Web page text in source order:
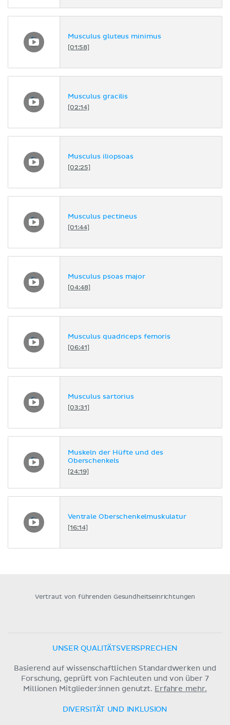
Musculus gluteus minimus
[01:58]
Musculus gracilis
[02:14]
Musculus iliopsoas
[02:25]
Musculus pectineus
[01:44]
Musculus psoas major
[04:48]
Musculus quadriceps femoris
[06:41]
Musculus sartorius
[03:31]
Muskeln der Hüfte und des
Oberschenkels
[24:19]
Ventrale Oberschenkelmuskulatur
[16:14]
Vertraut von führenden Gesundheitseinrichtungen
UNSER QUALITÄTSVERSPRECHEN
Basierend auf wissenschaftlichen Standardwerken und
Forschung, geprüft von Fachleuten und von über 7
Millionen Mitglieder:innen genutzt. Erfahre mehr.
DIVERSITÄT UND INKLUSION